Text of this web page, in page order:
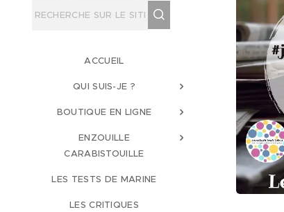
ACCUEIL
QUI SUIS-JE ?
BOUTIQUE EN LIGNE
ENZOUILLE
CARABISTOUILLE
LES TESTS DE MARINE
LES CRITIQUES